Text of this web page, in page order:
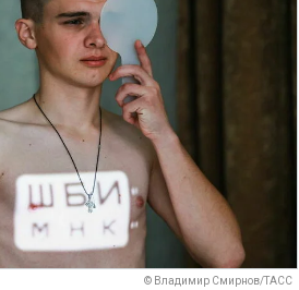
© Владимир Смирнов/ТАСС